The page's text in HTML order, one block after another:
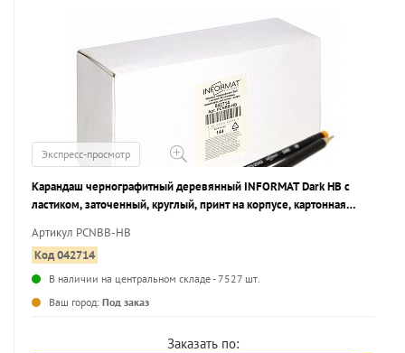
Экспресс-просмотр
Карандаш чернографитный деревянный INFORMAT Dark НВ с
ластиком, заточенный, круглый, принт на корпусе, картонная
Артикул PCNBB-HB
Код 042714
В наличии на центральном складе - 7527 шт.
Ваш город: Под заказ
Заказать по: